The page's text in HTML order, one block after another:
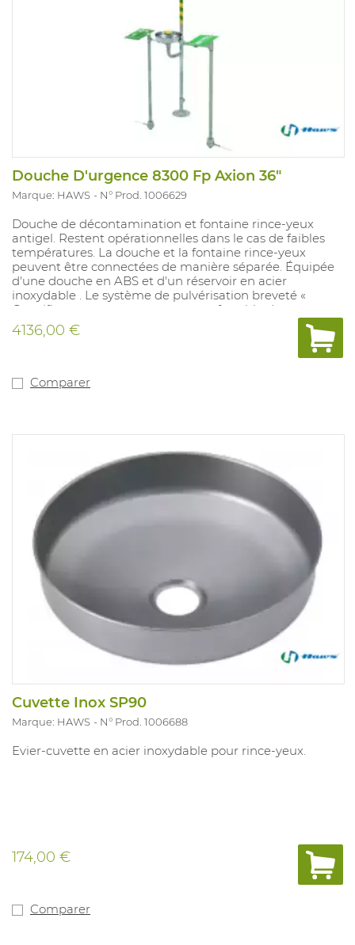
Douche D'urgence 8300 Fp Axion 36"
Marque: HAWS N° Prod. 1006629
Douche de décontamination et fontaine rince-yeux
antigel. Restent opérationnelles dans le cas de faibles
températures. La douche et la fontaine rince-yeux
peuvent être connectées de manière séparée. Équipée
d'une douche en ABS et d'un réservoir en acier
inoxydable . Le système de pulvérisation breveté «
Omniflo » assure un nettoyage confortable des yeux.
Recommandée pour les environnements où l e risque
de contamination par liquides dangereux est présent.
4136,00 €
Comparer
Cuvette Inox SP90
Marque: HAWS N° Prod. 1006688
Evier-cuvette en acier inoxydable pour rince-yeux.
174,00 €
Comparer